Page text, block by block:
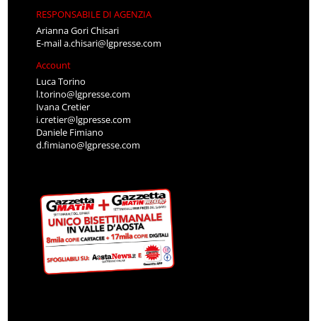
RESPONSABILE DI AGENZIA
Arianna Gori Chisari
E-maila.chisari@lgpresse.com
Account
Luca Torino
l.torino@lgpresse.com
Ivana Cretier
i.cretier@lgpresse.com
Daniele Fimiano
d.fimiano@lgpresse.com